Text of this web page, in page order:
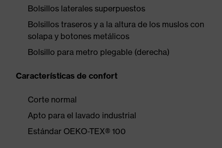
Bolsillos laterales superpuestos
Bolsillos traseros y a la altura de los muslos con
solapa y botones metálicos
Bolsillo para metro plegable (derecha)
Características de confort
Corte normal
Apto para el lavado industrial
Estándar OEKO-TEX® 100